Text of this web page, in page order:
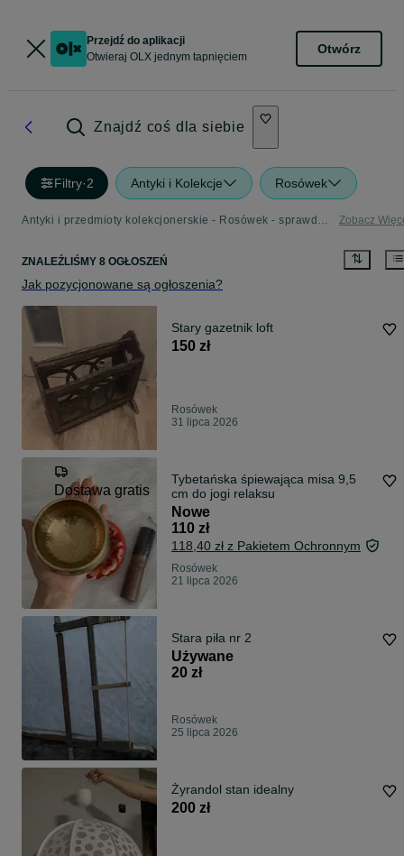
Przejdź do aplikacji
Otwieraj OLX jednym tapnięciem
Otwórz
Znajdź coś dla siebie
Filtry·2 Antyki i Kolekcje Rosówek
Antyki i przedmioty kolekcjonerskie - Rosówek - sprawdź ogłoszenia w Twojej okolicy Zobacz
ZNALEŹLIŚMY 8 OGŁOSZEŃ
Jak pozycjonowane są ogłoszenia?
Stary gazetnik loft
150 zł
Rosówek
31 lipca 2026
Dostawa gratis
Tybetańska śpiewająca misa 9,5
cm do jogi relaksu
Nowe
110 zł
118,40 zł z Pakietem Ochronnym
Rosówek
21 lipca 2026
Stara piła nr 2
Używane
20 zł
Rosówek
25 lipca 2026
Żyrandol stan idealny
200 zł